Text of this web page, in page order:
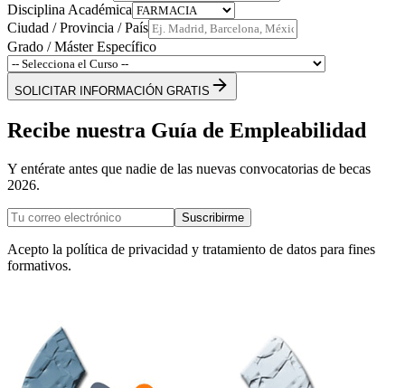
Disciplina Académica
Ciudad / Provincia / País
Grado / Máster Específico
SOLICITAR INFORMACIÓN GRATIS
Recibe nuestra Guía de Empleabilidad
Y entérate antes que nadie de las nuevas convocatorias de becas
2026.
Suscribirme
Acepto la política de privacidad y tratamiento de datos para fines
formativos.